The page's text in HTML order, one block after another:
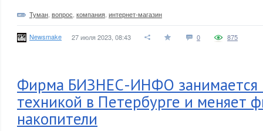
Туман вопрос компания интернет-магазин
Newsmake 27 июля 2023, 08:43 0 875
Фирма БИЗНЕС-ИНФО занимается
техникой в Петербурге и меняет
накопители